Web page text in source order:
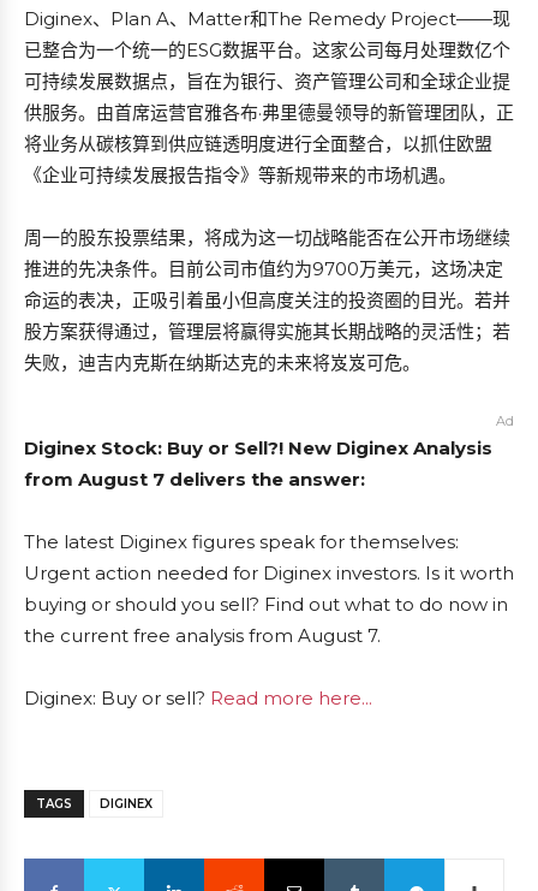
Diginex、Plan A、Matter和The Remedy Project——现
已整合为一个统一的ESG数据平台。这家公司每月处理数亿个
可持续发展数据点，旨在为银行、资产管理公司和全球企业提
供服务。由首席运营官雅各布·弗里德曼领导的新管理团队，正
将业务从碳核算到供应链透明度进行全面整合，以抓住欧盟
《企业可持续发展报告指令》等新规带来的市场机遇。
周一的股东投票结果，将成为这一切战略能否在公开市场继续
推进的先决条件。目前公司市值约为9700万美元，这场决定
命运的表决，正吸引着虽小但高度关注的投资圈的目光。若并
股方案获得通过，管理层将赢得实施其长期战略的灵活性；若
失败，迪吉内克斯在纳斯达克的未来将岌岌可危。
Ad
Diginex Stock: Buy or Sell?! New Diginex Analysis
from August 7 delivers the answer:
The latest Diginex figures speak for themselves:
Urgent action needed for Diginex investors. Is it worth
buying or should you sell? Find out what to do now in
the current free analysis from August 7.
Diginex: Buy or sell? Read more here...
TAGS DIGINEX